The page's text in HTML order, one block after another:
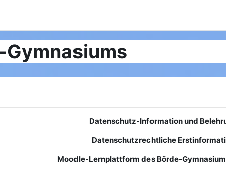
Datenschutz-Information und
Datenschutzrechtliche
Moodle-Lernplattform des Börde-